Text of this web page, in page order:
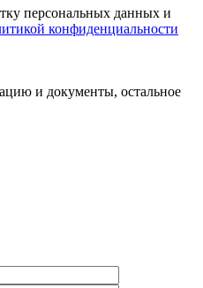
персональных данных и
конфиденциальности
и документы, остальное